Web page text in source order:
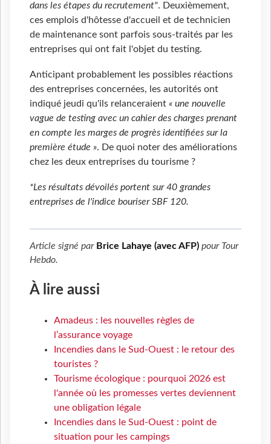
dans les étapes du recrutement". Deuxièmement,
ces emplois d'hôtesse d'accueil et de technicien
de maintenance sont parfois sous-traités par les
entreprises qui ont fait l'objet du testing.
Anticipant probablement les possibles réactions
des entreprises concernées, les autorités ont
indiqué jeudi qu'ils relanceraient « une nouvelle
vague de testing avec un cahier des charges prenant
en compte les marges de progrès identifiées sur la
première étude ». De quoi noter des améliorations
chez les deux entreprises du tourisme ?
*Les résultats dévoilés portent sur 40 grandes
entreprises de l'indice bouriser SBF 120.
Article signé par Brice Lahaye (avec AFP) pour Tour
Hebdo.
À lire aussi
Amadeus : les nouvelles règles de
l’assurance voyage
Incendies dans le Sud-Ouest : le retour des
touristes ?
Tourisme écologique : pourquoi 2026 est
l'année où les promesses vertes deviennent
une obligation légale
Incendies dans le Sud-Ouest : point de
situation pour les campings